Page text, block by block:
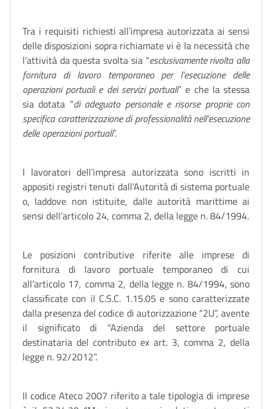
Tra i requisiti richiesti all’impresa autorizzata ai sensi
delle disposizioni sopra richiamate vi è la necessità che
l’attività da questa svolta sia “esclusivamente rivolta alla
fornitura di lavoro temporaneo per l’esecuzione delle
operazioni portuali e dei servizi portuali” e che la stessa
sia dotata “di adeguato personale e risorse proprie con
specifica caratterizzazione di professionalità nell’esecuzione
delle operazioni portuali”.
I lavoratori dell’impresa autorizzata sono iscritti in
appositi registri tenuti dall’Autorità di sistema portuale
o, laddove non istituite, dalle autorità marittime ai
sensi dell’articolo 24, comma 2, della legge n. 84/1994.
Le posizioni contributive riferite alle imprese di
fornitura di lavoro portuale temporaneo di cui
all’articolo 17, comma 2, della legge n. 84/1994, sono
classificate con il C.S.C. 1.15.05 e sono caratterizzate
dalla presenza del codice di autorizzazione “2U”, avente
il significato di “Azienda del settore portuale
destinataria del contributo ex art. 3, comma 2, della
legge n. 92/2012”.
Il codice Ateco 2007 riferito a tale tipologia di imprese